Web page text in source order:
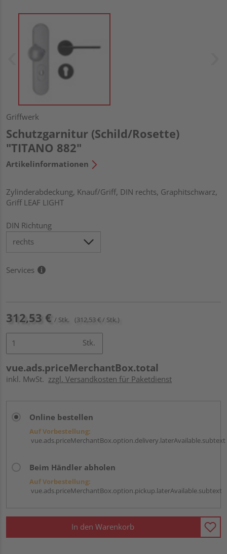
Griffwerk
Schutzgarnitur (Schild/Rosette)
"TITANO 882"
Artikelinformationen
Zylinderabdeckung, Knauf/Griff, DIN rechts, Graphitschwarz,
Griff LEAF LIGHT
DIN Richtung
Services
312,53 € / Stk. (312,53 € / Stk.)
Stk.
vue.ads.priceMerchantBox.total
inkl. MwSt. zzgl. Versandkosten für Paketdienst
Online bestellen
Auf Vorbestellung:
vue.ads.priceMerchantBox.option.delivery.laterAvailable.subtext
Beim Händler abholen
Auf Vorbestellung:
vue.ads.priceMerchantBox.option.pickup.laterAvailable.subtext
In den Warenkorb